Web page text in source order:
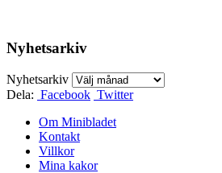
Nyhetsarkiv
Nyhetsarkiv
Dela: Facebook Twitter
Om Minibladet
Kontakt
Villkor
Mina kakor